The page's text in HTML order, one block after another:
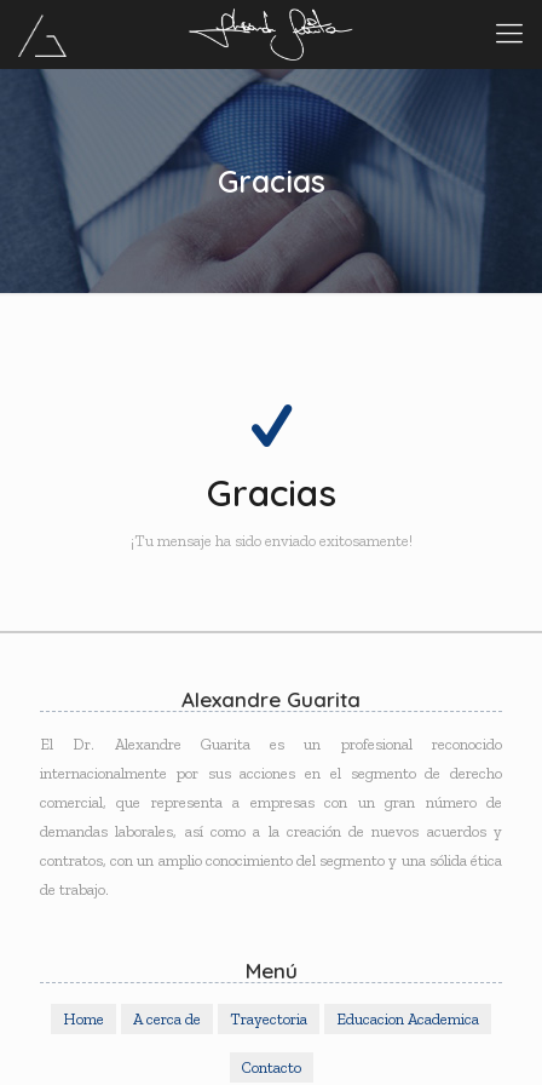
Gracias
Gracias
¡Tu mensaje ha sido enviado exitosamente!
Alexandre Guarita
El Dr. Alexandre Guarita es un profesional reconocido
internacionalmente por sus acciones en el segmento de derecho
comercial, que representa a empresas con un gran número de
demandas laborales, así como a la creación de nuevos acuerdos y
contratos, con un amplio conocimiento del segmento y una sólida ética
de trabajo.
Menú
Home A cerca de Trayectoria Educacion Academica
Contacto